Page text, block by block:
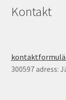
Kontakt
300597 adress: